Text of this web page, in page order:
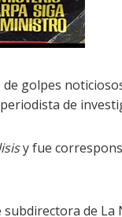
golpes
de
y fue
de